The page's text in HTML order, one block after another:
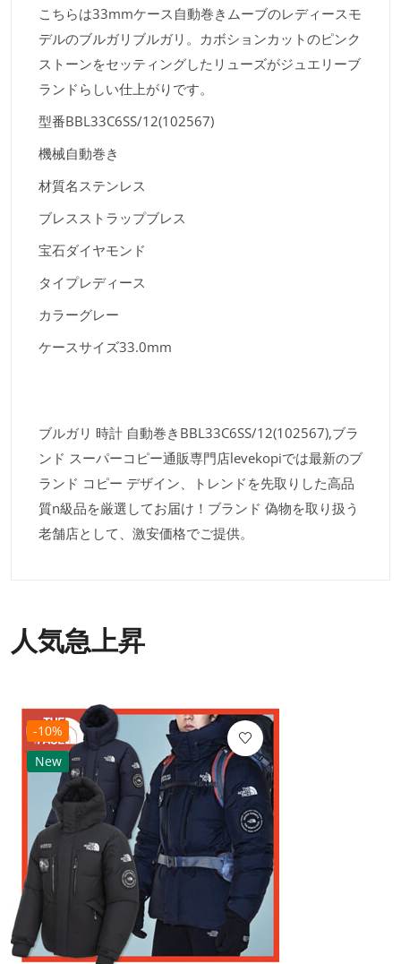
こちらは33mmケース自動巻きムーブのレディースモ
デルのブルガリブルガリ。カボションカットのピンク
ストーンをセッティングしたリューズがジュエリーブ
ランドらしい仕上がりです。
型番BBL33C6SS/12(102567)
機械自動巻き
材質名ステンレス
ブレスストラップブレス
宝石ダイヤモンド
タイプレディース
カラーグレー
ケースサイズ33.0mm
ブルガリ 時計 自動巻きBBL33C6SS/12(102567),ブラ
ンド スーパーコピー通販専門店levekopiでは最新のブ
ランド コピー デザイン、トレンドを先取りした高品
質n級品を厳選してお届け！ブランド 偽物を取り扱う
老舗店として、激安価格でご提供。
人気急上昇
-10%
New